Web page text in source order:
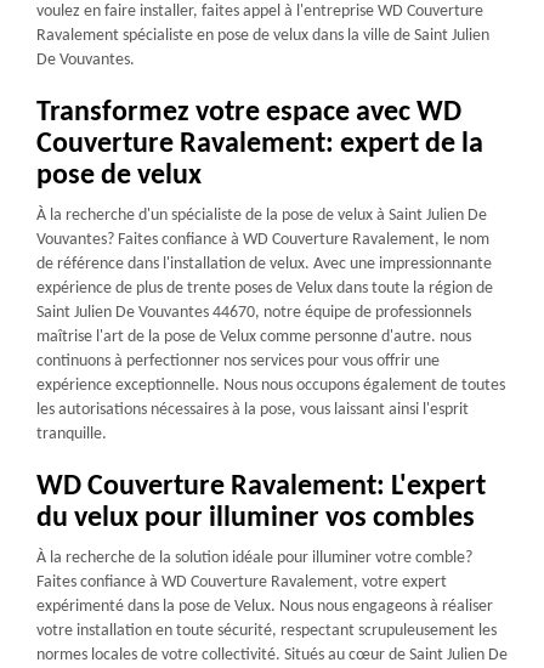
voulez en faire installer, faites appel à l'entreprise WD Couverture
Ravalement spécialiste en pose de velux dans la ville de Saint Julien
De Vouvantes.
Transformez votre espace avec WD
Couverture Ravalement: expert de la
pose de velux
À la recherche d'un spécialiste de la pose de velux à Saint Julien De
Vouvantes? Faites confiance à WD Couverture Ravalement, le nom
de référence dans l'installation de velux. Avec une impressionnante
expérience de plus de trente poses de Velux dans toute la région de
Saint Julien De Vouvantes 44670, notre équipe de professionnels
maîtrise l'art de la pose de Velux comme personne d'autre. nous
continuons à perfectionner nos services pour vous offrir une
expérience exceptionnelle. Nous nous occupons également de toutes
les autorisations nécessaires à la pose, vous laissant ainsi l'esprit
tranquille.
WD Couverture Ravalement: L'expert
du velux pour illuminer vos combles
À la recherche de la solution idéale pour illuminer votre comble?
Faites confiance à WD Couverture Ravalement, votre expert
expérimenté dans la pose de Velux. Nous nous engageons à réaliser
votre installation en toute sécurité, respectant scrupuleusement les
normes locales de votre collectivité. Situés au cœur de Saint Julien De